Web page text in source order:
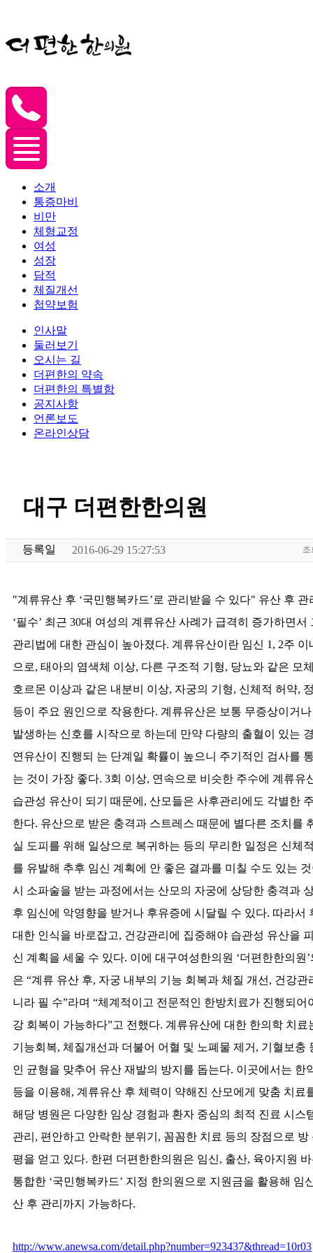
소개
통증마비
비만
체형교정
여성
성장
담적
체질개선
첩약보험
인사말
둘러보기
오시는 길
더편한의 약속
더편한의 특별함
공지사항
언론보도
온라인상담
대구 더편한한의원
등록일 2016-06-29 15:27:53 조
"계류유산 후 ‘국민행복카드’로 관리받을 수 있다" 유산 후 관
‘필수’ 최근 30대 여성의 계류유산 사례가 급격히 증가하면서
관리법에 대한 관심이 높아졌다. 계류유산이란 임신 1, 2주 이
으로, 태아의 염색체 이상, 다른 구조적 기형, 당뇨와 같은 모
호르몬 이상과 같은 내분비 이상, 자궁의 기형, 신체적 허약,
등이 주요 원인으로 작용한다. 계류유산은 보통 무증상이거
발생하는 신호를 시작으로 하는데 만약 다량의 출혈이 있는
연유산이 진행되 는 단계일 확률이 높으니 주기적인 검사를
는 것이 가장 좋다. 3회 이상, 연속으로 비슷한 주수에 계류유
습관성 유산이 되기 때문에, 산모들은 사후관리에도 각별한
한다. 유산으로 받은 충격과 스트레스 때문에 별다른 조치를
실 도피를 위해 일상으로 복귀하는 등의 무리한 일정은 신체
를 유발해 추후 임신 계획에 안 좋은 결과를 미칠 수도 있는
시 소파술을 받는 과정에서는 산모의 자궁에 상당한 충격과
후 임신에 악영향을 받거나 후유증에 시달릴 수 있다. 따라서
대한 인식을 바로잡고, 건강관리에 집중해야 습관성 유산을
신 계획을 세울 수 있다. 이에 대구여성한의원 ‘더편한한의원
은 “계류 유산 후, 자궁 내부의 기능 회복과 체질 개선, 건강관
니라 필 수”라며 “체계적이고 전문적인 한방치료가 진행되어
강 회복이 가능하다”고 전했다. 계류유산에 대한 한의학 치료
기능회복, 체질개선과 더불어 어혈 및 노폐물 제거, 기혈보충
인 균형을 맞추어 유산 재발의 방지를 돕는다. 이곳에서는 한
등을 이용해, 계류유산 후 체력이 약해진 산모에게 맞춤 치료
해당 병원은 다양한 임상 경험과 환자 중심의 최적 진료 시스
관리, 편안하고 안락한 분위기, 꼼꼼한 치료 등의 장점으로 방
평을 얻고 있다. 한편 더편한한의원은 임신, 출산, 육아지원
통합한 ‘국민행복카드’ 지정 한의원으로 지원금을 활용해 임
산 후 관리까지 가능하다.
http://www.anewsa.com/detail.php?number=923437&thread=10r03